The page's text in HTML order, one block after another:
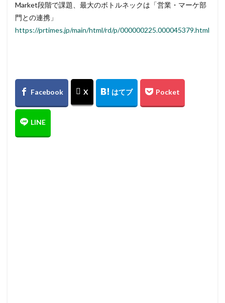
Market段階で課題、最大のボトルネックは「営業・マーケ部
門との連携」
https://prtimes.jp/main/html/rd/p/000000225.000045379.html